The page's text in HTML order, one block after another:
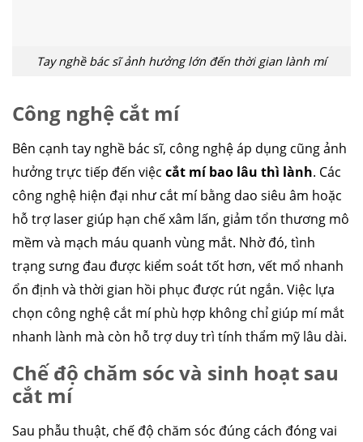
Tay nghề bác sĩ ảnh hưởng lớn đến thời gian lành mí
Công nghệ cắt mí
Bên cạnh tay nghề bác sĩ, công nghệ áp dụng cũng ảnh
hưởng trực tiếp đến việc cắt mí bao lâu thì lành. Các
công nghệ hiện đại như cắt mí bằng dao siêu âm hoặc
hỗ trợ laser giúp hạn chế xâm lấn, giảm tổn thương mô
mềm và mạch máu quanh vùng mắt. Nhờ đó, tình
trạng sưng đau được kiểm soát tốt hơn, vết mổ nhanh
ổn định và thời gian hồi phục được rút ngắn. Việc lựa
chọn công nghệ cắt mí phù hợp không chỉ giúp mí mắt
nhanh lành mà còn hỗ trợ duy trì tính thẩm mỹ lâu dài.
Chế độ chăm sóc và sinh hoạt sau
cắt mí
Sau phẫu thuật, chế độ chăm sóc đúng cách đóng vai